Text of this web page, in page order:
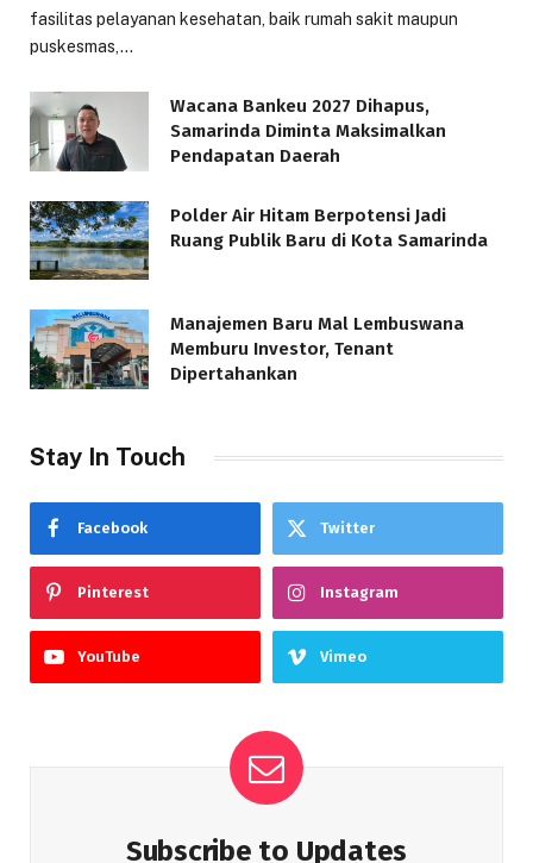
fasilitas pelayanan kesehatan, baik rumah sakit maupun
puskesmas,…
Wacana Bankeu 2027 Dihapus,
Samarinda Diminta Maksimalkan
Pendapatan Daerah
Polder Air Hitam Berpotensi Jadi
Ruang Publik Baru di Kota Samarinda
Manajemen Baru Mal Lembuswana
Memburu Investor, Tenant
Dipertahankan
Stay In Touch
Facebook Twitter
Pinterest Instagram
YouTube Vimeo
Subscribe to Updates